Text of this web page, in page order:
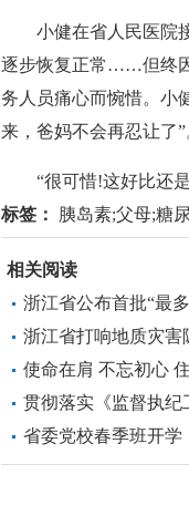
小健在省人民医院接
逐步恢复正常……但终
务人员痛心而惋惜。小
来，爸妈不会再忍让了”
“很可惜!这好比还是
标签：
胰岛素;父母;糖
相关阅读
浙江省公布首批“最
浙江省打响地质灾害
使命在肩 不忘初心
贯彻落实《监督执纪
省委党校春季班开学